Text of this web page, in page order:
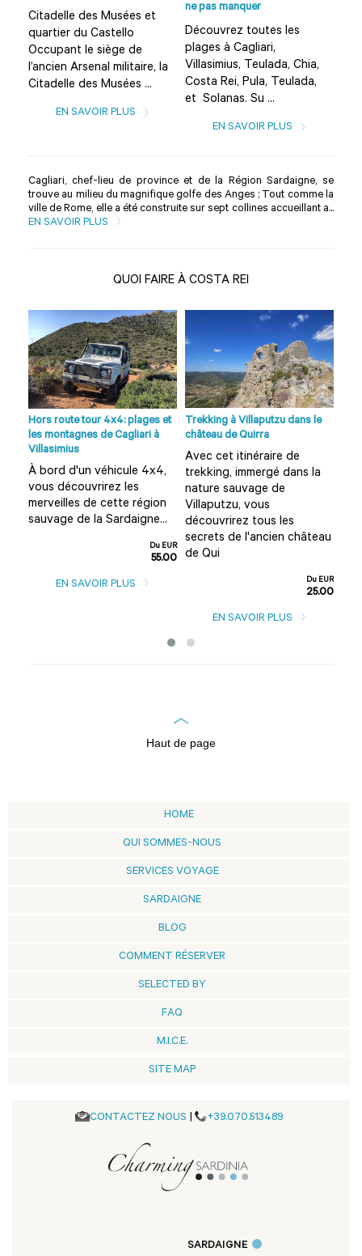
Citadelle des Musées et
quartier du Castello
Occupant le siège de
l’ancien Arsenal militaire, la
Citadelle des Musées ...
EN SAVOIR PLUS
ne pas manquer
Découvrez toutes les
plages à Cagliari,
Villasimius, Teulada, Chia,
Costa Rei, Pula, Teulada,
et Solanas. Su ...
EN SAVOIR PLUS
Cagliari, chef-lieu de province et de la Région Sardaigne, se
trouve au milieu du magnifique golfe des Anges ; Tout comme la
ville de Rome, elle a été construite sur sept collines accueillant a...
EN SAVOIR PLUS
QUOI FAIRE À COSTA REI
Hors route tour 4x4: plages et
les montagnes de Cagliari à
Villasimius
À bord d'un véhicule 4x4,
vous découvrirez les
merveilles de cette région
sauvage de la Sardaigne...
Du EUR
55.00
EN SAVOIR PLUS
Trekking à Villaputzu dans le
château de Quirra
Avec cet itinéraire de
trekking, immergé dans la
nature sauvage de
Villaputzu, vous
découvrirez tous les
secrets de l'ancien château
de Qui
Du EUR
25.00
EN SAVOIR PLUS
Haut de page
HOME
QUI SOMMES-NOUS
SERVICES VOYAGE
SARDAIGNE
BLOG
COMMENT RÉSERVER
SELECTED BY
FAQ
M.I.C.E.
SITE MAP
CONTACTEZ NOUS | +39.070.513489
SARDAIGNE